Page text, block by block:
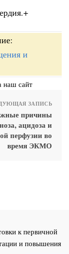
и
наш сайт
ЗАПИСЬ
причины
ацидоза и
перфузии во
время ЭКМО
к первичной
и повышения